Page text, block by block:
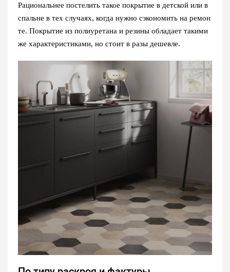
Рациональнее постелить такое покрытие в детской или в
спальне в тех случаях, когда нужно сэкономить на ремон
те. Покрытие из полиуретана и резины обладает такими
же характеристиками, но стоит в разы дешевле.